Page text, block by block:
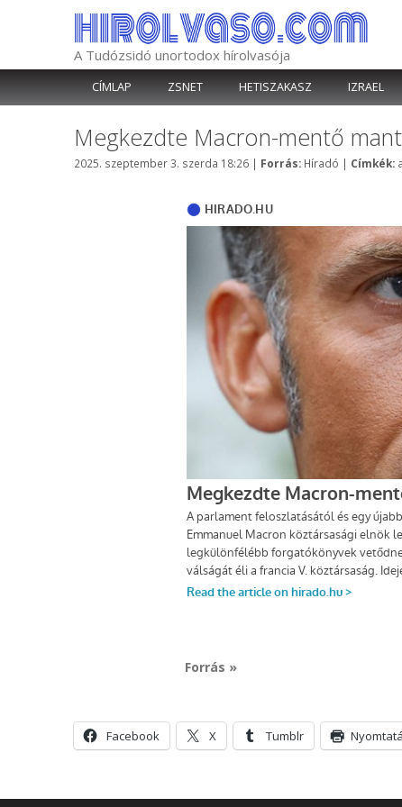
A Tudózsidó unortodox hírolvasója
CÍMLAP ZSNET HETISZAKASZ IZRAEL
Megkezdte Macron-mentő
2025. szeptember 3. szerda 18:26 | Forrás: Kategória
Híradó | Címkék:
Forrás »
Facebook X Tumblr